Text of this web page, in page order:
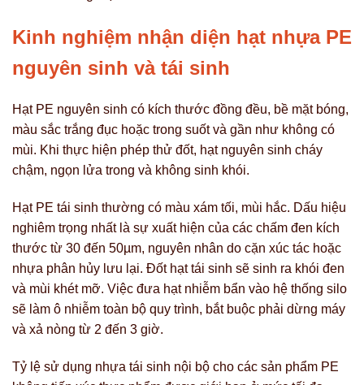
Kinh nghiệm nhận diện hạt nhựa PE
nguyên sinh và tái sinh
Hạt PE nguyên sinh có kích thước đồng đều, bề mặt bóng,
màu sắc trắng đục hoặc trong suốt và gần như không có
mùi. Khi thực hiện phép thử đốt, hạt nguyên sinh cháy
chậm, ngọn lửa trong và không sinh khói.
Hạt PE tái sinh thường có màu xám tối, mùi hắc. Dấu hiệu
nghiêm trọng nhất là sự xuất hiện của các chấm đen kích
thước từ 30 đến 50µm, nguyên nhân do cặn xúc tác hoặc
nhựa phân hủy lưu lại. Đốt hạt tái sinh sẽ sinh ra khói đen
và mùi khét mỡ. Việc đưa hạt nhiễm bẩn vào hệ thống silo
sẽ làm ô nhiễm toàn bộ quy trình, bắt buộc phải dừng máy
và xả nòng từ 2 đến 3 giờ.
Tỷ lệ sử dụng nhựa tái sinh nội bộ cho các sản phẩm PE